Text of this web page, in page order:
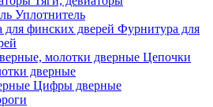
Уплотнитель
Фурнитура для
Цепочки
дверные
Цифры дверные